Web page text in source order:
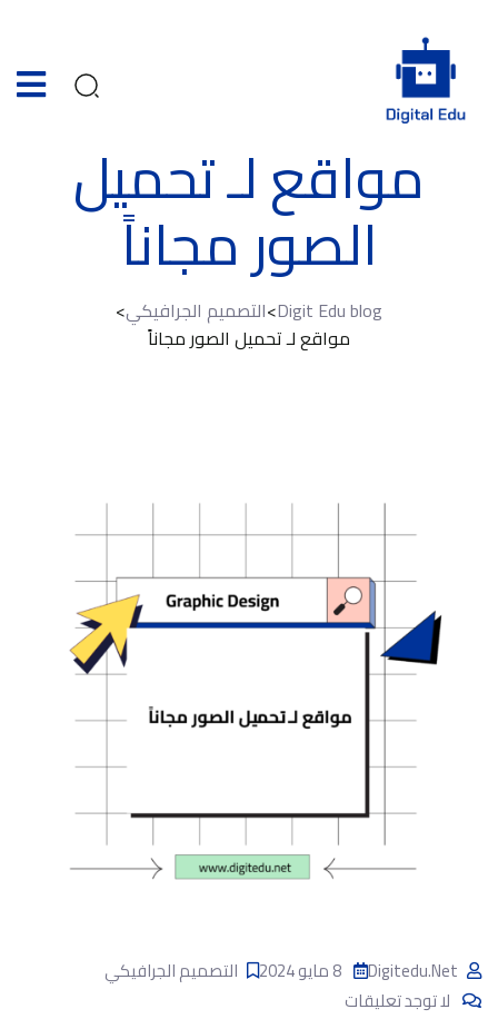
مواقع لـ تحميل
الصور مجاناً
Digit Edu blog
>التصميم الجرافيكي>
مواقع لـ تحميل الصور مجاناً
Digitedu.net
التصميم الجرافيكي
لا توجد تعليقات